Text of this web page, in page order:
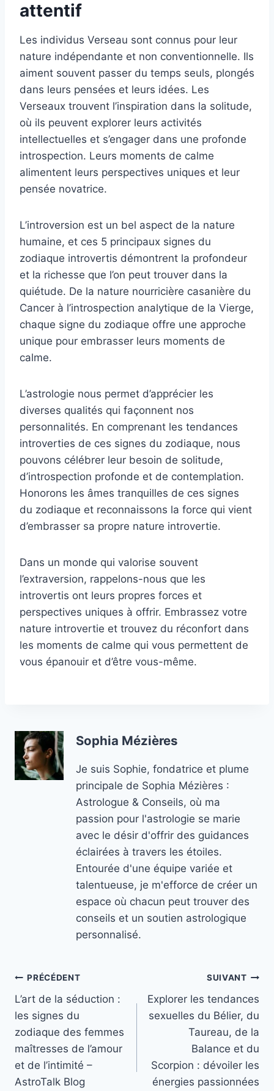
attentif
Les individus Verseau sont connus pour leur
nature indépendante et non conventionnelle. Ils
aiment souvent passer du temps seuls, plongés
dans leurs pensées et leurs idées. Les
Verseaux trouvent l’inspiration dans la solitude,
où ils peuvent explorer leurs activités
intellectuelles et s’engager dans une profonde
introspection. Leurs moments de calme
alimentent leurs perspectives uniques et leur
pensée novatrice.
L’introversion est un bel aspect de la nature
humaine, et ces 5 principaux signes du
zodiaque introvertis démontrent la profondeur
et la richesse que l’on peut trouver dans la
quiétude. De la nature nourricière casanière du
Cancer à l’introspection analytique de la Vierge,
chaque signe du zodiaque offre une approche
unique pour embrasser leurs moments de
calme.
L’astrologie nous permet d’apprécier les
diverses qualités qui façonnent nos
personnalités. En comprenant les tendances
introverties de ces signes du zodiaque, nous
pouvons célébrer leur besoin de solitude,
d’introspection profonde et de contemplation.
Honorons les âmes tranquilles de ces signes
du zodiaque et reconnaissons la force qui vient
d’embrasser sa propre nature introvertie.
Dans un monde qui valorise souvent
l’extraversion, rappelons-nous que les
introvertis ont leurs propres forces et
perspectives uniques à offrir. Embrassez votre
nature introvertie et trouvez du réconfort dans
les moments de calme qui vous permettent de
vous épanouir et d’être vous-même.
Sophia Mézières
Je suis Sophie, fondatrice et plume
principale de Sophia Mézières :
Astrologue & Conseils, où ma
passion pour l'astrologie se marie
avec le désir d'offrir des guidances
éclairées à travers les étoiles.
Entourée d'une équipe variée et
talentueuse, je m'efforce de créer un
espace où chacun peut trouver des
conseils et un soutien astrologique
personnalisé.
Navigation
de
l’article
PRÉCÉDENT
L’art de la séduction :
les signes du
zodiaque des femmes
maîtresses de l’amour
et de l’intimité –
AstroTalk Blog
SUIVANT
Explorer les tendances
sexuelles du Bélier, du
Taureau, de la
Balance et du
Scorpion : dévoiler les
énergies passionnées